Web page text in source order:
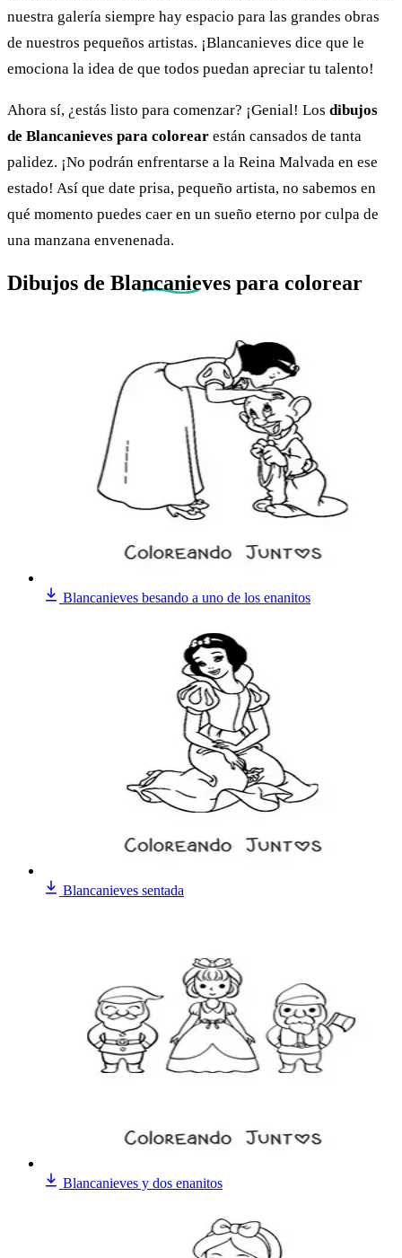
nuestra galería siempre hay espacio para las grandes obras
de nuestros pequeños artistas. ¡Blancanieves dice que le
emociona la idea de que todos puedan apreciar tu talento!
Ahora sí, ¿estás listo para comenzar? ¡Genial! Los dibujos
de Blancanieves para colorear están cansados de tanta
palidez. ¡No podrán enfrentarse a la Reina Malvada en ese
estado! Así que date prisa, pequeño artista, no sabemos en
qué momento puedes caer en un sueño eterno por culpa de
una manzana envenenada.
Dibujos de Blancanieves para colorear
Blancanieves besando a uno de los enanitos
Blancanieves sentada
Blancanieves y dos enanitos